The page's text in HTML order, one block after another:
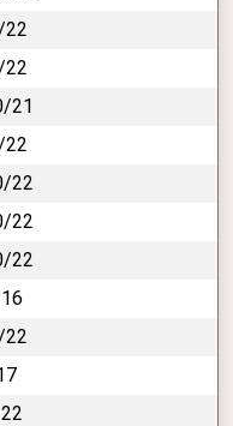
22
22
21
22
22
22
22
22